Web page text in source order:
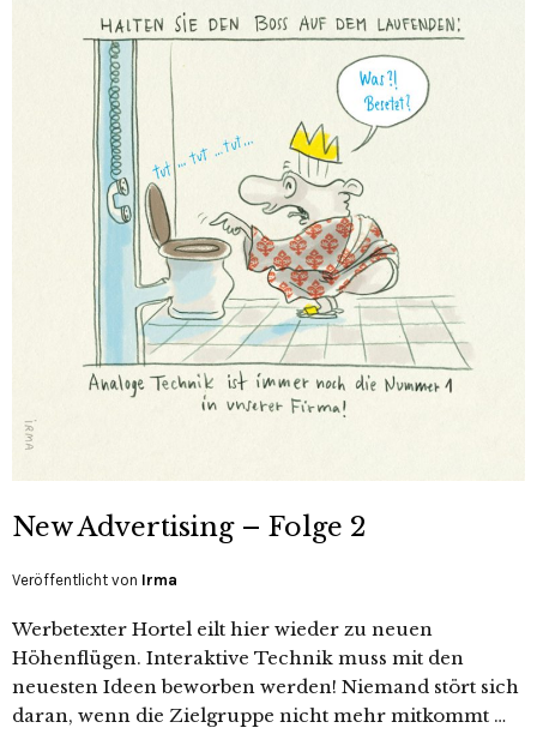
New Advertising – Folge 2
Veröffentlicht von Irma
Werbetexter Hortel eilt hier wieder zu neuen
Höhenflügen. Interaktive Technik muss mit den
neuesten Ideen beworben werden! Niemand stört sich
daran, wenn die Zielgruppe nicht mehr mitkommt …